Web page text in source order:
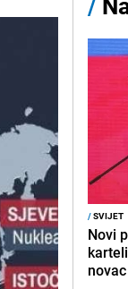
/SVIJET
Novi
novac